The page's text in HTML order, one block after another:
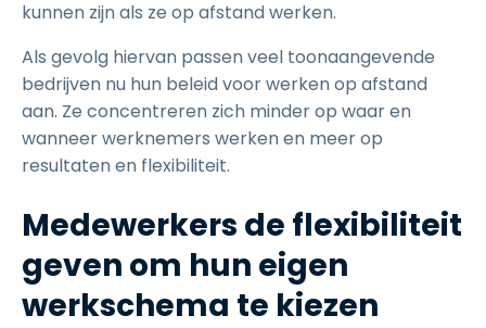
kunnen zijn als ze op afstand werken.
Als gevolg hiervan passen veel toonaangevende
bedrijven nu hun beleid voor werken op afstand
aan. Ze concentreren zich minder op waar en
wanneer werknemers werken en meer op
resultaten en flexibiliteit.
Medewerkers de flexibiliteit
geven om hun eigen
werkschema te kiezen